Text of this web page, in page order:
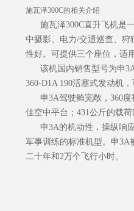
施瓦泽300C的相关介绍
施瓦泽300C直升飞机是一
中摄影、电力/交通巡查、
性好。可提供三个座位，适
该机国内销售型号为申3A
360-D1A 190活塞式发动机
申3A驾驶舱宽敞，360度
佳空中平台；431公斤的载
申3A的机动性，操纵响应
军事训练的标准机型。申3A
二十年和2万个飞行小时。